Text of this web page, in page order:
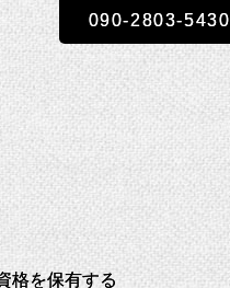
格を保有する
090-2803-5430